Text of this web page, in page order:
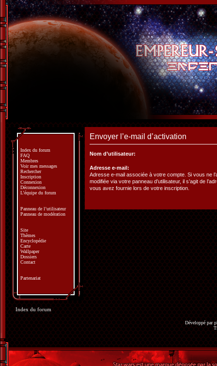
Envoyer l’e-mail d’activation
Nom d’utilisateur:
Adresse e-mail:
Adresse e-mail associée à votre compte. Si vous ne
modifiée via votre panneau d’utilisateur, il s’agit de
vous avez fournie lors de votre inscription.
Index du forum
FAQ
Membres
Voir mes messages
Rechercher
Inscription
Connexion
Déconnexion
L’équipe du forum
Panneau de l’utilisateur
Panneau de modération
Site
Thèmes
Encyclopédie
Carte
Wallpaper
Dossiers
Contact
Partenariat
Index du forum
Développé par